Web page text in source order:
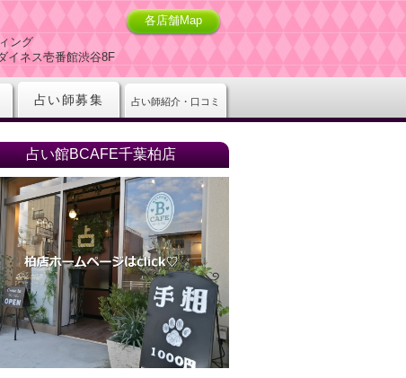
ング
イネス壱番館渋谷8F
各店舗Map
占い師募集 占い師紹介・口コミ
占い館BCAFE千葉柏店